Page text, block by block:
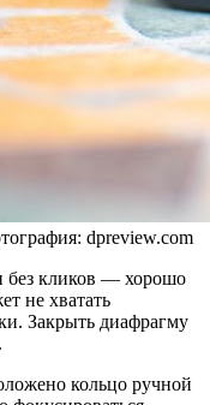
dpreview.com
без кликов — хорошо
не хватать
Закрыть диафрагму
кольцо ручной